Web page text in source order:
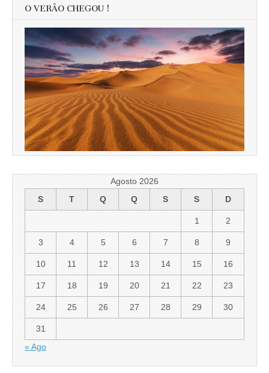
O VERÃO CHEGOU !
Agosto 2026
S
T Q Q S S D
1 2
3 4 5 6 7 8 9
10 11 12 13 14 15 16
17 18 19 20 21 22 23
24 25 26 27 28 29 30
31
« Ago